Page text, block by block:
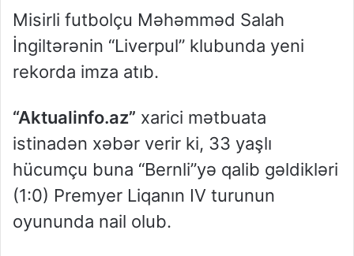
Misirli futbolçu Məhəmməd Salah
İngiltərənin “Liverpul” klubunda yeni
rekorda imza atıb.
“Aktualinfo.az” xarici mətbuata
istinadən xəbər verir ki, 33 yaşlı
hücumçu buna “Bernli”yə qalib gəldikləri
(1:0) Premyer Liqanın IV turunun
oyununda nail olub.